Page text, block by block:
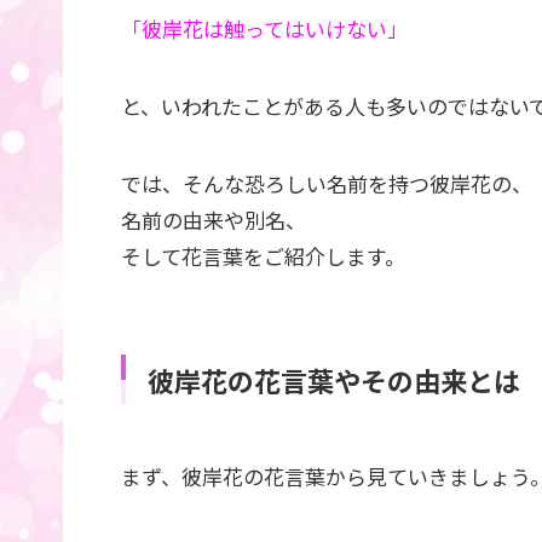
「彼岸花は触ってはいけない」
と、いわれたことがある人も多いのではない
では、そんな恐ろしい名前を持つ彼岸花の、
名前の由来や別名、
そして花言葉をご紹介します。
彼岸花の花言葉やその由来とは
まず、彼岸花の花言葉から見ていきましょう。